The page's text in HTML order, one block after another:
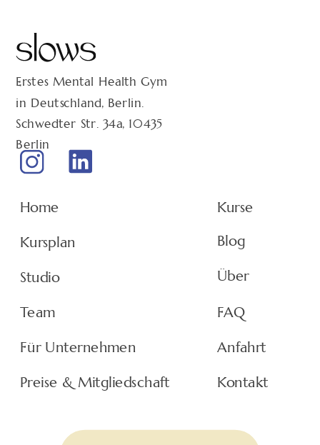
Anfahrt
Preise & Mitgliedschaft
Kontakt
FAQ
Über
Blog
Für Unternehmen
Studio
Kursplan
Home
Erstes Mental Health Gym
in Deutschland, Berlin.
Schwedter Str. 34a, 10435
Berlin
Team
Kurse